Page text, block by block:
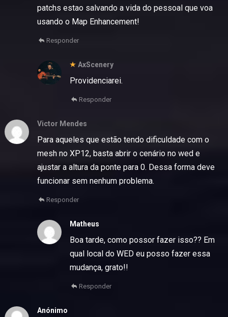
patchs estao salvando a vida do pessoal que voa
usando o Map Enhancement!
Responder
AxScenery
Providenciarei.
Responder
Victor Mendes
Para aqueles que estão tendo dificuldade com o
mesh no XP12, basta abrir o cenário no wed e
ajustar a altura da ponte para 0. Dessa forma deve
funcionar sem nenhum problema.
Responder
Matheus
Boa tarde, como possor fazer isso?? Em
qual local do WED eu posso fazer essa
mudança, grato!!
Responder
Anónimo